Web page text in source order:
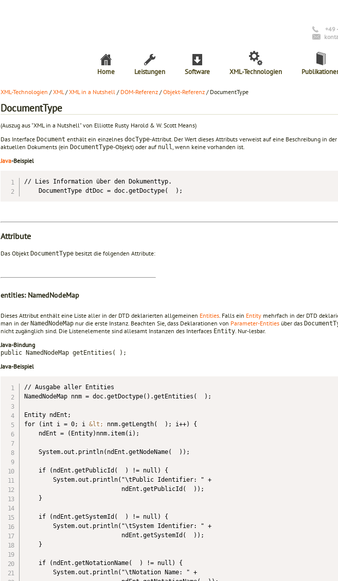
+49
Home Leistungen Software XML-Technologien
XML-Technologien /XML/XML in a Nutshell / DOM-Referenz /Objekt-Referenz / DocumentType
DocumentType
(Auszug aus "XML in a Nutshell" von Elliotte Rusty Harold & W. Scott Means)
Das Interface Document enthält ein einzelnes docType-Attribut. Der Wert dieses Attributs verweist auf eine Beschreibung in der
aktuellen Dokuments (ein DocumentType-Objekt) oder auf null , wenn keine vorhanden ist.
Java-Beispiel
// Lies Information über den Dokumenttyp.
    DocumentType dtDoc = doc.getDoctype(  );
Attribute
Das Objekt DocumentType besitzt die folgenden Attribute:
entities: NamedNodeMap
Dieses Attribut enthält eine Liste aller in der DTD deklarierten allgemeinen Entities. Falls ein Entity mehrfach in der DTD
man in der NamedNodeMap nur die erste Instanz. Beachten Sie, dass Deklarationen von Parameter-Entities über das
nicht zugänglich sind. Die Listenelemente sind allesamt Instanzen des Interfaces Entity. Nur-lesbar.
Java-Bindung
public NamedNodeMap getEntities( );
Java-Beispiel
// Ausgabe aller Entities
NamedNodeMap nnm = doc.getDoctype().getEntities(  );
Entity ndEnt;
for (int i = 0; i &lt;
nnm.getLength(  ); i++) {
    ndEnt = (Entity)nnm.item(i);
    System.out.println(ndEnt.getNodeName(  ));
    if (ndEnt.getPublicId(  ) != null) {
        System.out.println("\tPublic Identifier: " +
                           ndEnt.getPublicId(  ));
    }
    if (ndEnt.getSystemId(  ) != null) {
        System.out.println("\tSystem Identifier: " +
                           ndEnt.getSystemId(  ));
    }
    if (ndEnt.getNotationName(  ) != null) {
        System.out.println("\tNotation Name: " +